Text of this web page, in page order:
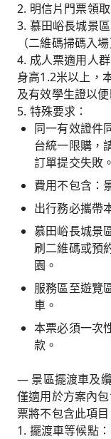
2. 明信片門票領
3. 慕田峪長城景
（二維碼掃碼入場
4. 成人票適用人
身高1.2米以上，
及有效學生證以便
5. 特殊要求：
同一有效證件
台統一限購，
訂單提交失敗。
費用不包含：
出行務必攜帶
慕田峪長城景
刷二維碼或預
園。
服務區至遊覽
車。
本票必須一次
款。
— 景區擺渡車及
僅適用於方案內
票將不包含此項目
1. 擺渡車等候點